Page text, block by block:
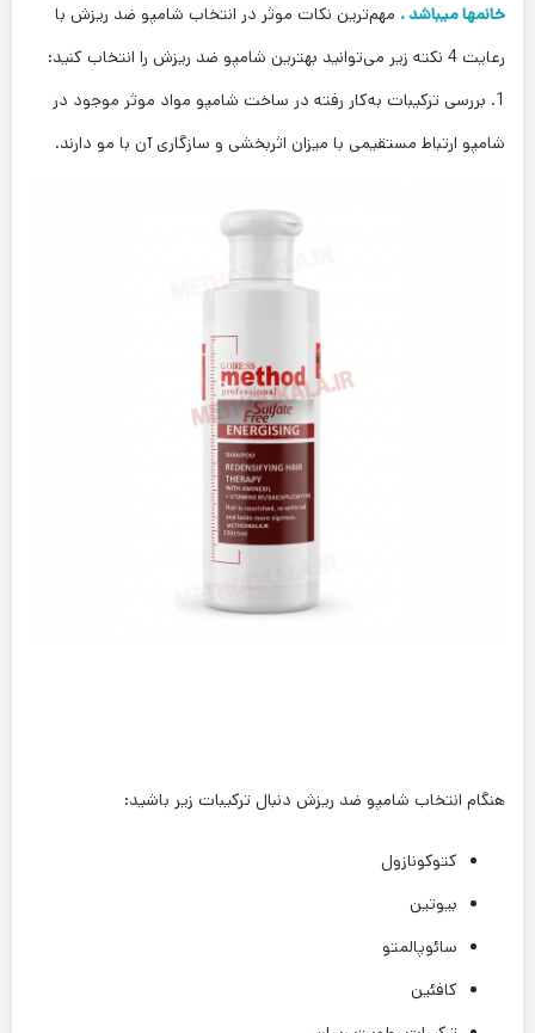
خانمها میباشد . مهم‌ترین نکات موثر در انتخاب شامپو ضد ریزش با
رعایت 4 نکته زیر می‌توانید بهترین شامپو ضد ریزش را انتخاب کنید:
1. بررسی ترکیبات به‌کار رفته در ساخت شامپو مواد موثر موجود در
شامپو ارتباط مستقیمی با میزان اثربخشی و سازگاری آن با مو دارند.
هنگام انتخاب شامپو ضد ریزش دنبال ترکیبات زیر باشید:
کتوکونازول
بیوتین
سائوپالمتو
کافئین